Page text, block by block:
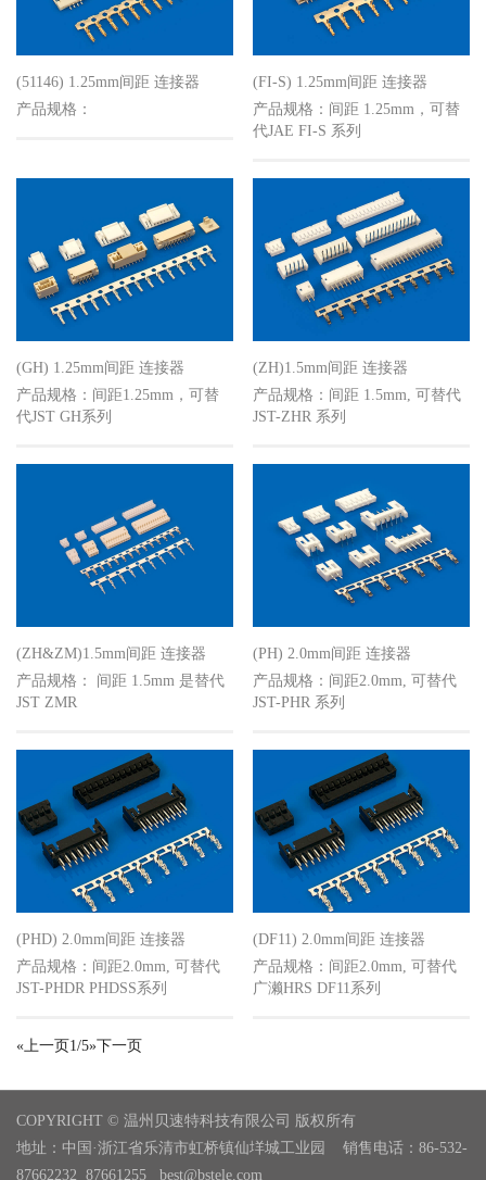
(51146) 1.25mm间距 连接器
产品规格：
(FI-S) 1.25mm间距 连接器
产品规格：间距 1.25mm，可替
代JAE FI-S 系列
(GH) 1.25mm间距 连接器
产品规格：间距1.25mm，可替
代JST GH系列
(ZH)1.5mm间距 连接器
产品规格：间距 1.5mm, 可替代
JST-ZHR 系列
(ZH&ZM)1.5mm间距 连接器
产品规格： 间距 1.5mm 是替代
JST ZMR
(PH) 2.0mm间距 连接器
产品规格：间距2.0mm, 可替代
JST-PHR 系列
(PHD) 2.0mm间距 连接器
产品规格：间距2.0mm, 可替代
JST-PHDR PHDSS系列
(DF11) 2.0mm间距 连接器
产品规格：间距2.0mm, 可替代
广濑HRS DF11系列
« 上一页1/5»下一页
COPYRIGHT © 温州贝速特科技有限公司 版权所有
地址：中国·浙江省乐清市虹桥镇仙垟城工业园 销售电话：86-532-
87662232 87661255 best@bstele.com